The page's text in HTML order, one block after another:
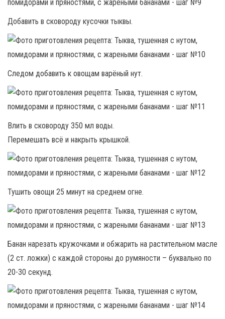
Добавить в сковороду кусочки тыквы.
Следом добавить к овощам варёный нут.
Влить в сковороду 350 мл воды.
Перемешать всё и накрыть крышкой.
Тушить овощи 25 минут на среднем огне.
Банан нарезать кружочками и обжарить на растительном масле
(2 ст. ложки) с каждой стороны до румяности – буквально по
20-30 секунд.